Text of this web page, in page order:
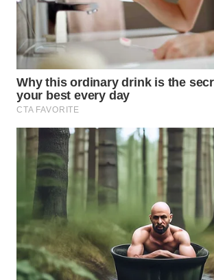
WN
LANGKAT
WN
TAPANULI
SELATAN
TANJUNG
LESUNG
WN
KARO
WN
SIMALUNGUN